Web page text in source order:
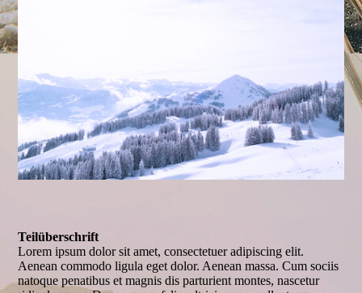
Teilüberschrift
Lorem ipsum dolor sit amet, consectetuer adipiscing elit.
Aenean commodo ligula eget dolor. Aenean massa. Cum sociis
natoque penatibus et magnis dis parturient montes, nascetur